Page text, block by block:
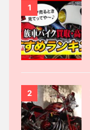
1
2